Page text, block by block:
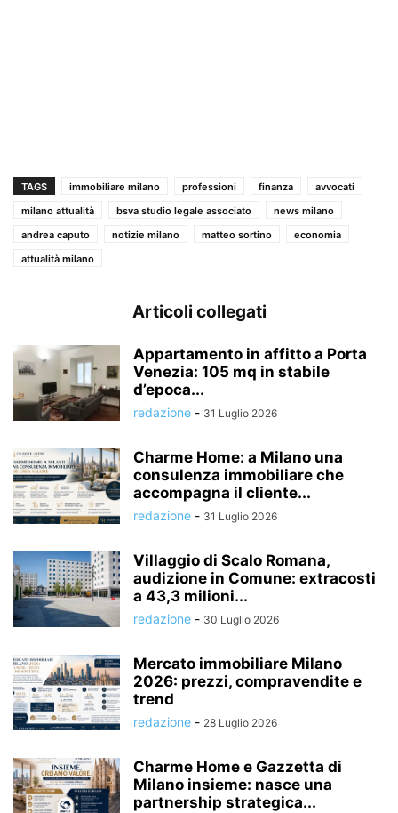
TAGS immobiliare milano professioni finanza
avvocati
milano attualità
bsva studio legale associato
news milano
andrea caputo
notizie milano matteo sortino
economia
attualità milano
Articoli collegati
Appartamento in affitto a Porta
Venezia: 105 mq in stabile
d’epoca...
redazione - 31 Luglio 2026
Charme Home: a Milano una
consulenza immobiliare che
accompagna il cliente...
redazione - 31 Luglio 2026
Villaggio di Scalo Romana,
audizione in Comune: extracosti
a 43,3 milioni...
redazione - 30 Luglio 2026
Mercato immobiliare Milano
2026: prezzi, compravendite e
trend
redazione - 28 Luglio 2026
Charme Home e Gazzetta di
Milano insieme: nasce una
partnership strategica...